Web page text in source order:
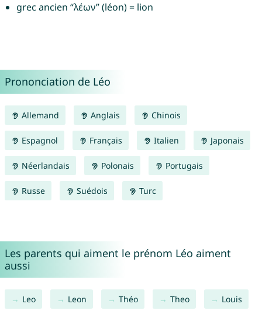
grec ancien “λέων” (léon) = lion
Prononciation de Léo
Allemand Anglais Chinois
Espagnol Français Italien Japonais
Néerlandais Polonais Portugais
Russe Suédois Turc
Les parents qui aiment le prénom Léo aiment
aussi
Leo Leon Théo Theo Louis